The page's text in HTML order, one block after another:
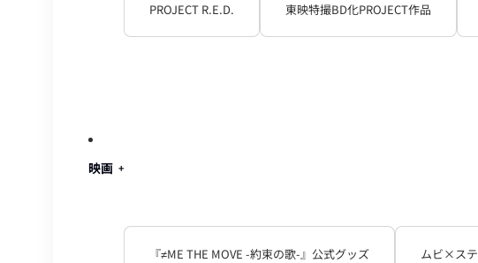
PROJECT R.E.D. 東映特撮BD化PROJECT作品
映画
『≠ME THE MOVE -約束の歌-』公式グッズ ムビ×ステ